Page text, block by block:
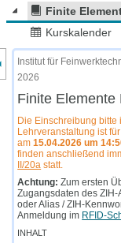
Finite
Kurskalender
des Kursmenüs
Institut für
2026
Finite Elemente
Die Einschreibung bitte
Lehrveranstaltung ist
am15.04.2026 um
finden anschließend
II/20a statt.
Achtung: Zum ersten
Zugangsdaten des
oder Alias / ZIH-
Anmeldung im RFID-
INHALT